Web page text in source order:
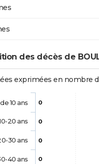
des décès de
exprimées en nombre
0
0
0
0
10 ans
20 ans
30 ans
40 ans